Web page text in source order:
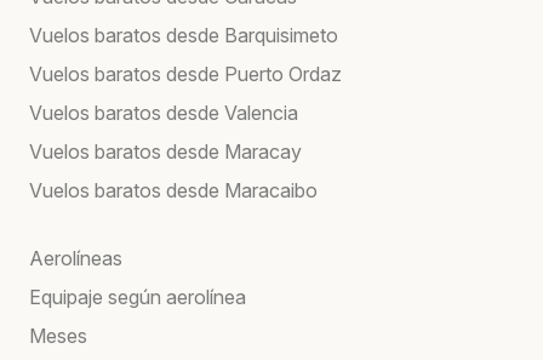
Vuelos baratos desde Barquisimeto
Vuelos baratos desde Puerto Ordaz
Vuelos baratos desde Valencia
Vuelos baratos desde Maracay
Vuelos baratos desde Maracaibo
Aerolíneas
Equipaje según aerolínea
Meses